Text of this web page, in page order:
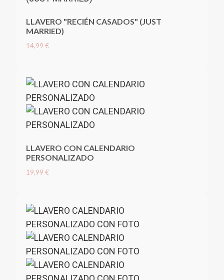
LLAVERO "RECIÉN CASADOS" (JUST
MARRIED)
14,99 €
LLAVERO CON CALENDARIO
PERSONALIZADO
19,99 €